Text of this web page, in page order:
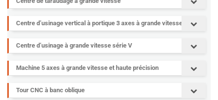
Centre d’usinage vertical à portique 3 axes à grande vitesse
Centre d’usinage à grande vitesse série V
Machine 5 axes à grande vitesse et haute précision
Tour CNC à banc oblique